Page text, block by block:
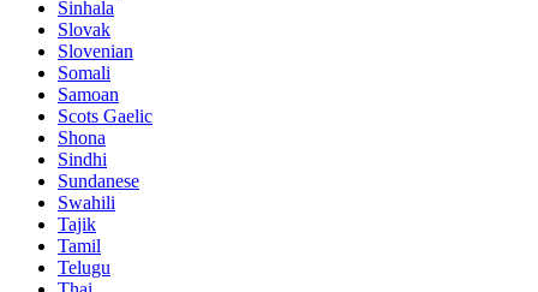
Sinhala
Slovak
Slovenian
Somali
Samoan
Scots Gaelic
Shona
Sindhi
Sundanese
Swahili
Tajik
Tamil
Telugu